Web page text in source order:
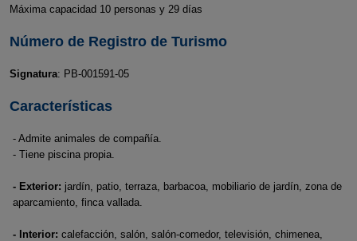
Máxima capacidad 10 personas y 29 días
Número de Registro de Turismo
Signatura: PB-001591-05
Características
- Admite animales de compañía.
- Tiene piscina propia.
- Exterior: jardín, patio, terraza, barbacoa, mobiliario de jardín, zona de
aparcamiento, finca vallada.
- Interior: calefacción, salón, salón-comedor, televisión, chimenea,